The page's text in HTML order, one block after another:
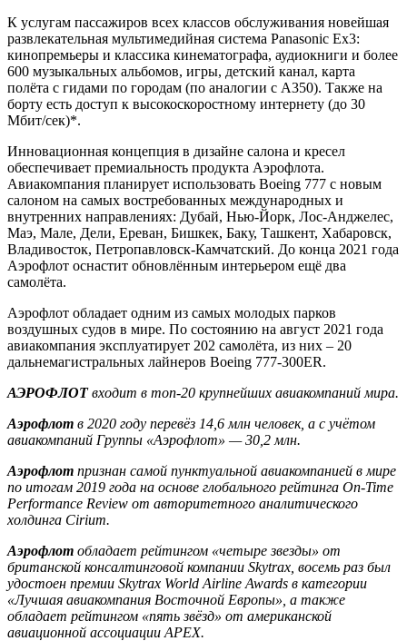
К услугам пассажиров всех классов обслуживания новейшая
развлекательная мультимедийная система Panasonic Ex3:
кинопремьеры и классика кинематографа, аудиокниги и более
600 музыкальных альбомов, игры, детский канал, карта
полёта с гидами по городам (по аналогии с А350). Также на
борту есть доступ к высокоскоростному интернету (до 30
Мбит/сек)*.
Инновационная концепция в дизайне салона и кресел
обеспечивает премиальность продукта Аэрофлота.
Авиакомпания планирует использовать Boeing 777 с новым
салоном на самых востребованных международных и
внутренних направлениях: Дубай, Нью-Йорк, Лос-Анджелес,
Маэ, Мале, Дели, Ереван, Бишкек, Баку, Ташкент, Хабаровск,
Владивосток, Петропавловск-Камчатский. До конца 2021 года
Аэрофлот оснастит обновлённым интерьером ещё два
самолёта.
Аэрофлот обладает одним из самых молодых парков
воздушных судов в мире. По состоянию на август 2021 года
авиакомпания эксплуатирует 202 самолёта, из них – 20
дальнемагистральных лайнеров Boeing 777-300ER.
АЭРОФЛОТвходит в топ-20 крупнейших авиакомпаний мира.
Аэрофлот в 2020 году перевёз 14,6 млн человек, а с учётом
авиакомпаний Группы «Аэрофлот» — 30,2 млн.
Аэрофлот признан самой пунктуальной авиакомпанией в мире
по итогам 2019 года на основе глобального рейтинга On-Time
Performance Review от авторитетного аналитического
холдинга Cirium.
Аэрофлот обладает рейтингом «четыре звезды» от
британской консалтинговой компании Skytrax , восемь раз был
удостоен премии Skytrax World Airline Awards в категории
«Лучшая авиакомпания Восточной Европы», а также
обладает рейтингом «пять звёзд» от американской
авиационной ассоциации APEX.